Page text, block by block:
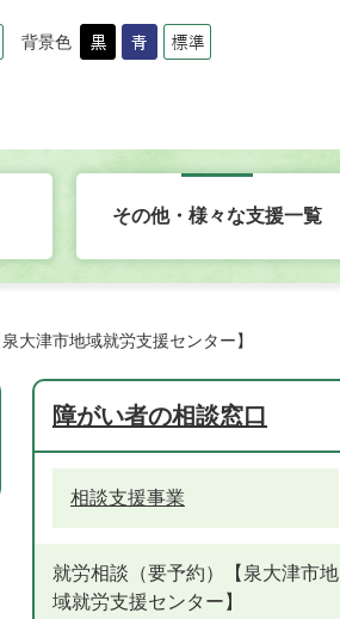
背景色
その他・様々な支援一覧
大津市地域就労支援センター】
障がい者の相談窓口
相談支援事業
就労相談（要予約）【泉大津市地
域就労支援センター】